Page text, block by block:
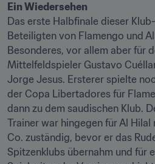
Ein Wiedersehen
Das erste Halbfinale dieser
Beteiligten von Flamengo und
Besonderes, vor allem aber für
Mittelfeldspieler Gustavo
Jorge Jesus. Ersterer spielte
der Copa Libertadores für
dann zu dem saudischen Klub.
Trainer war hingegen für Al
Co. zuständig, bevor er das
Spitzenklubs übernahm und für